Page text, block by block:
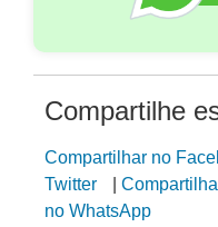
Compartilhe
Compartilhar no
Twitter
|
no WhatsApp